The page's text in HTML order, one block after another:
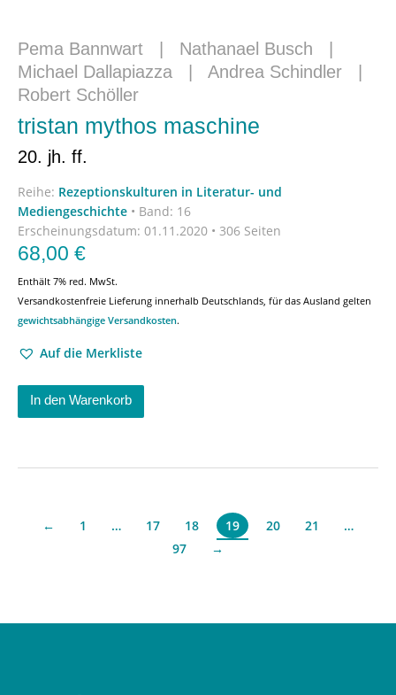
Pema Bannwart Nathanael Busch
Michael Dallapiazza
Andrea Schindler
Robert Schöller
tristan mythos maschine
20. jh. ff.
Reihe: Rezeptionskulturen in Literatur- und
Mediengeschichte • Band: 16
Erscheinungsdatum: 01.11.2020 • 306 Seiten
68,00 €
Enthält 7% red. MwSt.
Versandkostenfreie Lieferung innerhalb Deutschlands, für das Ausland gelten
gewichtsabhängige Versandkosten.
Auf die Merkliste
In den Warenkorb
← 1 … 17 18 19 20 21
…
97
→